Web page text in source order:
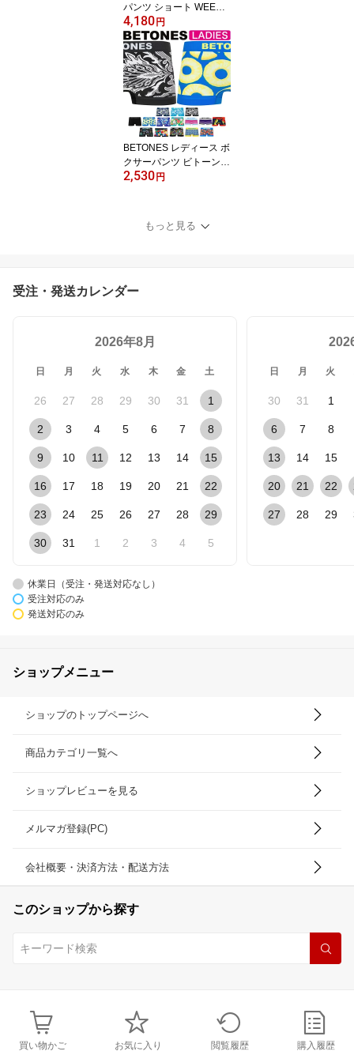
パンツ ショート WEEKD
AY SOLID TRUNK MYPA
KAGE マイパッケージ B
NETH 無地 シンプル 登
山 メンズ ブランド 下着
機能 パンツ インナー 誕
生日 プレゼント ギフト
ラッピング 無料 彼氏 男
性 旦那 大人 送料無料
4,180 円
BETONES レディース ボ
クサーパンツ ビトーンズ
フリーサイズ おしゃれ
ローライズ ボクサーショ
ーツ ボーイレッグ 彼女
2,530 円
もっと見る
受注・発送カレンダー
2026年8月
日 月 火 水 木 金 土
26 27 28 29 30 31 1
2 3 4 5 6 7 8
9 10 11 12 13 14 15
16 17 18 19 20 21 22
23 24 25 26 27 28 29
30 31 1 2 3 4 5
日 月 火
30 31 1
6 7 8
13 14 15
20 21 22
27 28 29
休業日（受注・発送対応なし）
受注対応のみ
発送対応のみ
ショップメニュー
ショップのトップページへ
商品カテゴリ一覧へ
ショップレビューを見る
メルマガ登録(PC)
会社概要・決済方法・配送方法
このショップから探す
買い物かご お気に入り 閲覧履歴 購入履歴